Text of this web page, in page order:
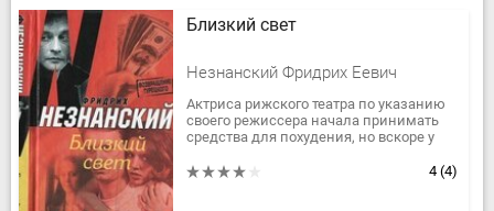
Близкий свет
Незнанский Фридрих Еевич
Актриса рижского театра по указанию
своего режиссера начала принимать
средства для похудения, но вскоре у
которой она умерла....
4 (4)